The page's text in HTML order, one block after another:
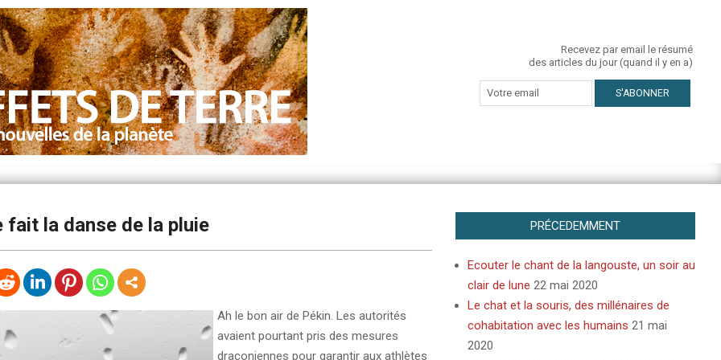
Recevez par email le résumé
des articles du jour (quand il y en a)
fait la danse de la pluie
Ah le bon air de Pékin. Les autorités
avaient pourtant pris des mesures
draconiennes pour garantir aux athlètes
PRÉCEDEMMENT
Ecouter le chant de la langouste, un soir au
clair de lune 22 mai 2020
Le chat et la souris, des millénaires de
cohabitation avec les humains 21 mai
2020